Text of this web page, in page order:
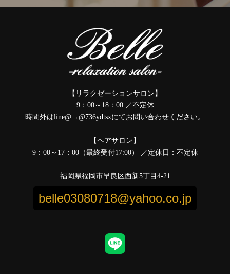
【リラクゼーションサロン】
9：00～18：00 ／不定休
時間外はline@→@736ydtsxにてお問い合わせください。
【ヘアサロン】
9：00～17：00（最終受付17:00） ／定休日：不定休
福岡県福岡市早良区西新5丁目4-21
belle03080718@yahoo.co.jp